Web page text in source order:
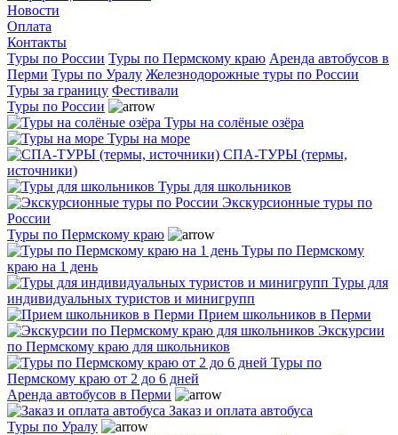
Новости
Оплата
Контакты
Туры по России Туры по Пермскому краю Аренда автобусов в
Перми Туры по Уралу Железнодорожные туры по России
Туры за границу Фестивали
Туры по России
Туры на солёные озёра
Туры на море
СПА-ТУРЫ (термы,
источники)
Туры для школьников
Экскурсионные туры по
России
Туры по Пермскому краю
Туры по Пермскому
краю на 1 день
Туры для
индивидуальных туристов и минигрупп
Прием школьников в Перми
Экскурсии
по Пермскому краю для школьников
Туры по
Пермскому краю от 2 до 6 дней
Аренда автобусов в Перми
Заказ и оплата автобуса
Туры по Уралу